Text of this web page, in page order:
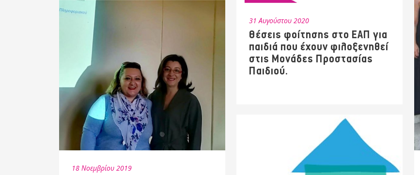
31 Αυγούστου 2020
Θέσεις φοίτησης στο ΕΑΠ για
παιδιά που έχουν φιλοξενηθεί
στις Μονάδες Προστασίας
Παιδιού.
18 Νοεμβρίου 2019